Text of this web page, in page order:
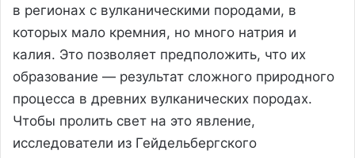
в регионах с вулканическими породами, в
которых мало кремния, но много натрия и
калия. Это позволяет предположить, что их
образование — результат сложного природного
процесса в древних вулканических породах.
Чтобы пролить свет на это явление,
исследователи из Гейдельбергского